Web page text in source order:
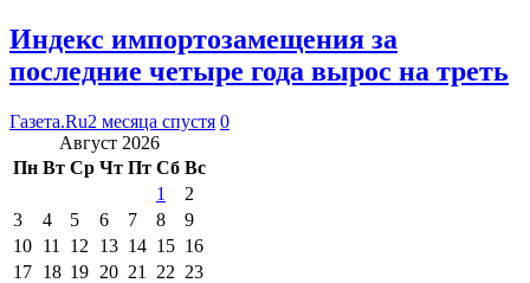
Индекс импортозамещения за
последние четыре года вырос на треть
Газета.Ru2 месяца спустя 0
Август 2026
Пн Вт Ср Чт Пт Сб Вс
1
2
3
4 5 6 7 8
9
10 11 12 13 14 15 16
17 18 19 20 21 22 23